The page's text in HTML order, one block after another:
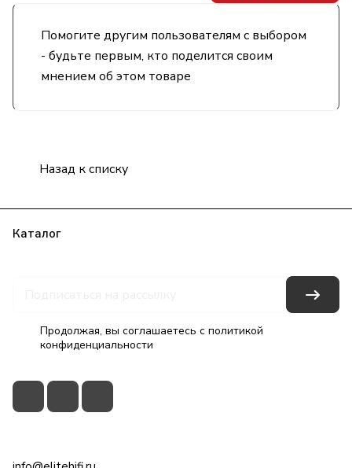
Помогите другим пользователям с выбором
- будьте первым, кто поделится своим
мнением об этом товаре
Назад к списку
Каталог
Продолжая, вы соглашаетесь с политикой
конфиденциальности